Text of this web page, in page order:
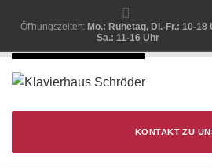
Öffnungszeiten: Mo.: Ruhetag, Di.-Fr.: 10-18
Sa.: 11-16 Uhr
KONTAKT ZU